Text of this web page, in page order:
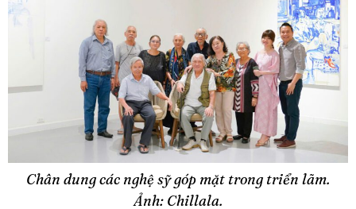
Chân dung các nghệ sỹ góp mặt trong triển lãm.
Ảnh: Chillala.